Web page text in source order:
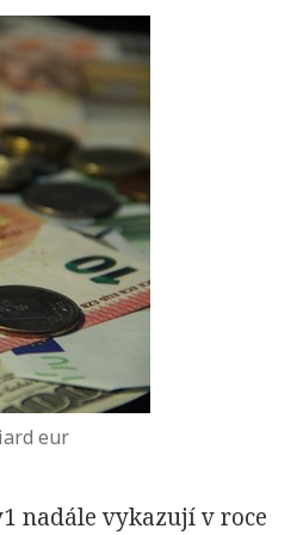
eur
nadále vykazují v roce